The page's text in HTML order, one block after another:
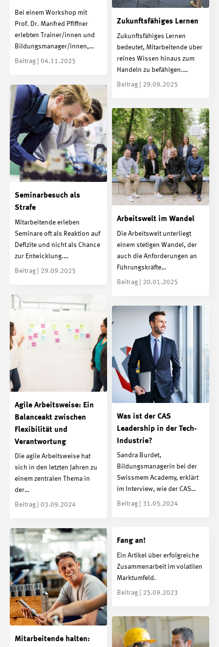
Bei einem Workshop mit
Prof. Dr. Manfred Pfiffner
erlebten Trainer/innen und
Bildungsmanager/innen,…
Beitrag | 04.11.2025
Zukunftsfähiges Lernen
Zukunftsfähiges Lernen
bedeutet, Mitarbeitende über
reines Wissen hinaus zum
Handeln zu befähigen.…
Beitrag | 29.09.2025
Seminarbesuch als
Strafe
Mitarbeitende erleben
Seminare oft als Reaktion auf
Defizite und nicht als Chance
zur Entwicklung.…
Beitrag | 29.09.2025
Arbeitswelt im Wandel
Die Arbeitswelt unterliegt
einem stetigen Wandel, der
auch die Anforderungen an
Führungskräfte…
Beitrag | 20.01.2025
Agile Arbeitsweise: Ein
Balanceakt zwischen
Flexibilität und
Verantwortung
Die agile Arbeitsweise hat
sich in den letzten Jahren zu
einem zentralen Thema in
der…
Beitrag | 03.09.2024
Was ist der CAS
Leadership in der Tech-
Industrie?
Sandra Burdet,
Bildungsmanagerin bei der
Swissmem Academy, erklärt
im Interview, wie der CAS…
Beitrag | 31.05.2024
Fang an!
Ein Artikel über erfolgreiche
Zusammenarbeit im volatilen
Marktumfeld.
Beitrag | 25.09.2023
Mitarbeitende halten: